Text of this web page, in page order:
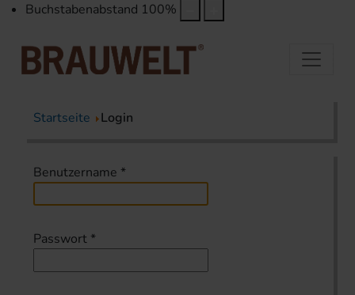
Buchstabenabstand 100%
Startseite Login
Benutzername *
Passwort *